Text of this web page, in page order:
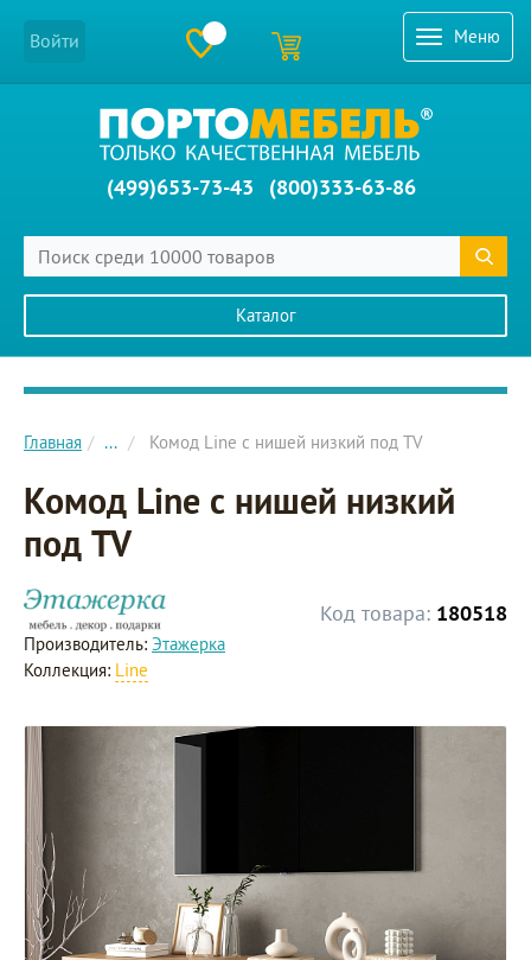
Меню
Войти
(499)653-73-43 (800)333-63-86
Каталог
Главное меню сайта
Главная ... Комод Line с нишей низкий под TV
Комод Line с нишей низкий
под TV
Код товара: 180518
Производитель: Этажерка
Коллекция: Line